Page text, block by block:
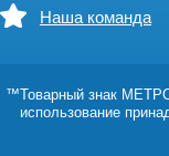
Наша команда
™Товарный знак
использование